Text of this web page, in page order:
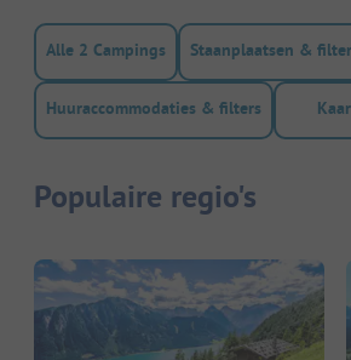
Alle 2 Campings Staanplaatsen &
Huuraccommodaties & filters
Populaire regio's